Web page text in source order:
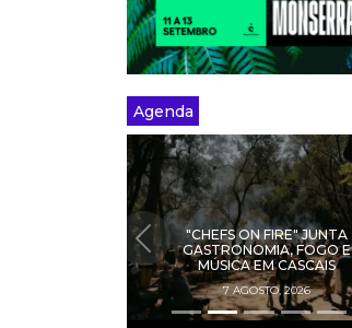
Agenda
"CHEFS ON FIRE" JUNTA
GASTRONOMIA, FOGO E
MÚSICA EM CASCAIS
7 AGOSTO, 2026
PREVIOUS